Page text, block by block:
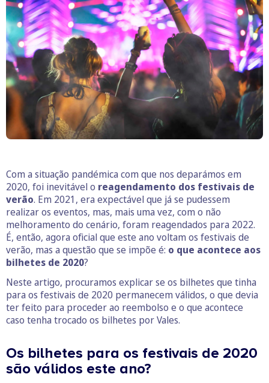
Com a situação pandémica com que nos deparámos em
2020, foi inevitável o reagendamento dos festivais de
verão. Em 2021, era expectável que já se pudessem
realizar os eventos, mas, mais uma vez, com o não
melhoramento do cenário, foram reagendados para 2022.
É, então, agora oficial que este ano voltam os festivais de
verão, mas a questão que se impõe é: o que acontece aos
bilhetes de 2020?
Neste artigo, procuramos explicar se os bilhetes que tinha
para os festivais de 2020 permanecem válidos, o que devia
ter feito para proceder ao reembolso e o que acontece
caso tenha trocado os bilhetes por Vales.
Os bilhetes para os festivais de 2020
são válidos este ano?